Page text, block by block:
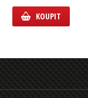
KOUPIT